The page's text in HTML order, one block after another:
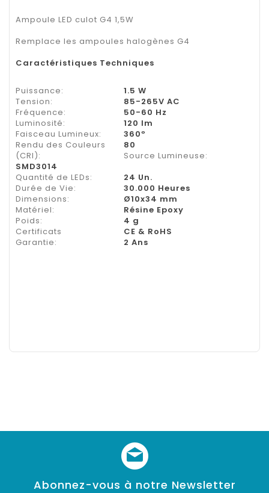
Ampoule LED culot G4 1,5W
Remplace les ampoules halogènes G4
Caractéristiques Techniques
Puissance:
1.5 W
Tension:
85-265V AC
Fréquence:
50-60 Hz
Luminosité:
120 lm
Faisceau Lumineux:
360º
Rendu des Couleurs
(CRI):
80
Source Lumineuse:
SMD3014
Quantité de LEDs:
24 Un.
Durée de Vie:
30.000 Heures
Dimensions:
Ø10x34 mm
Matériel:
Résine Epoxy
Poids:
4 g
Certificats
CE & RoHS
Garantie:
2 Ans
Abonnez-vous à notre Newsletter